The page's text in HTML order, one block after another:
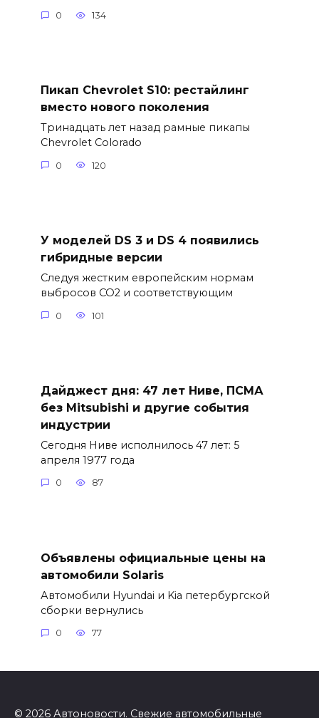
0 134
Пикап Chevrolet S10: рестайлинг
вместо нового поколения
Тринадцать лет назад рамные пикапы
Chevrolet Colorado
0 120
У моделей DS 3 и DS 4 появились
гибридные версии
Следуя жестким европейским нормам
выбросов CO2 и соответствующим
0 101
Дайджест дня: 47 лет Ниве, ПСМА
без Mitsubishi и другие события
индустрии
Сегодня Ниве исполнилось 47 лет: 5
апреля 1977 года
0 87
Объявлены официальные цены на
автомобили Solaris
Автомобили Hyundai и Kia петербургской
сборки вернулись
0 77
© 2026 Автоновости. Свежие автомобильные